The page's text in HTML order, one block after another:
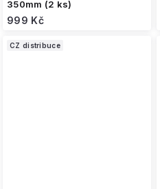
350mm (2 ks)
999 Kč
CZ distribuce